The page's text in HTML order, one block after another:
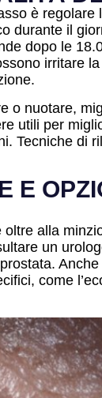
è regolare
durante il
dopo le
irritare
o nuotare,
utili per
Tecniche di
E
alla
un
come